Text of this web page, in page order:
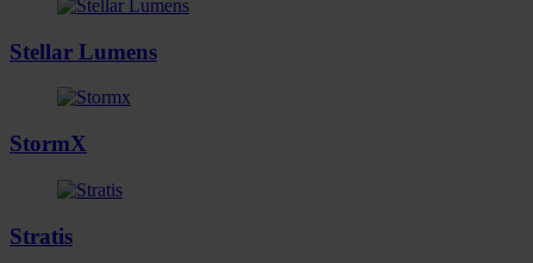
Stellar Lumens
StormX
Stratis